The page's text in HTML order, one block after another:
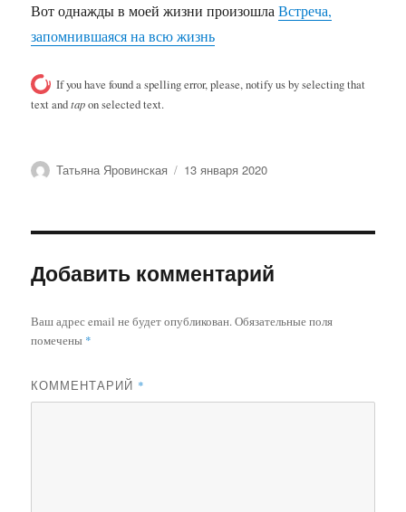
Вот однажды в моей жизни произошлаВстреча,
запомнившаяся на всю жизнь
If you have found a spelling error, please, notify us by selecting that
text andtapon selected text.
Автор
Татьяна Яровинская Опубликовано
13 января 2020
Добавить комментарий
Ваш адрес email не будет опубликован.Обязательные поля
помечены *
КОММЕНТАРИЙ *